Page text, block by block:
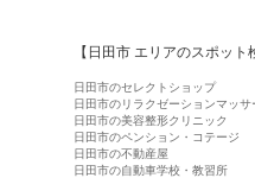
【日田市 エリアのスポット
日田市のセレクトショップ
日田市のリラクゼーションマッサ
日田市の美容整形クリニック
日田市のペンション・コテージ
日田市の不動産屋
日田市の自動車学校・教習所